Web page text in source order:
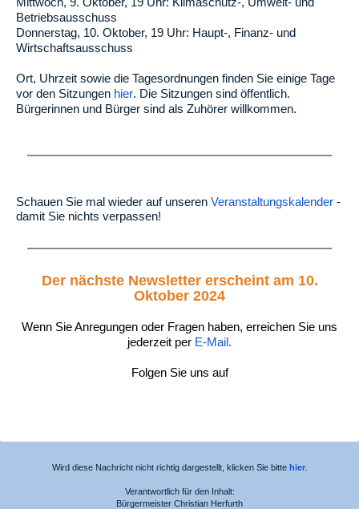
Betriebsausschuss
Donnerstag, 10. Oktober, 19 Uhr: Haupt-, Finanz- und
Wirtschaftsausschuss
Ort, Uhrzeit sowie die Tagesordnungen finden Sie einige Tage
vor den Sitzungen hier. Die Sitzungen sind öffentlich.
Bürgerinnen und Bürger sind als Zuhörer willkommen.
Schauen Sie mal wieder auf unseren Veranstaltungskalender -
damit Sie nichts verpassen!
Der nächste Newsletter erscheint am 10.
Oktober 2024
Wenn Sie Anregungen oder Fragen haben, erreichen Sie uns
jederzeit per E-Mail.
Folgen Sie uns auf
Wird diese Nachricht nicht richtig dargestellt, klicken Sie bitte hier.
Verantwortlich für den Inhalt:
Bürgermeister Christian Herfurth